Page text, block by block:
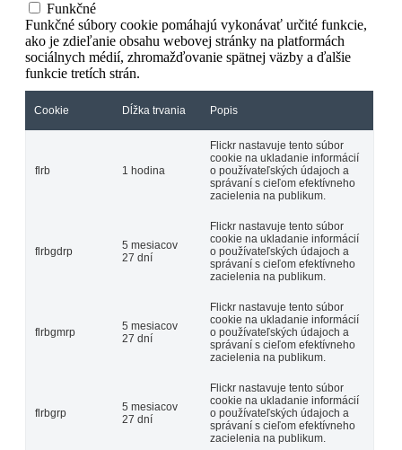
Funkčné
Funkčné súbory cookie pomáhajú vykonávať určité funkcie,
ako je zdieľanie obsahu webovej stránky na platformách
sociálnych médií, zhromažďovanie spätnej väzby a ďalšie
funkcie tretích strán.
Cookie Dĺžka trvania Popis
flrb 1 hodina
Flickr nastavuje tento súbor
cookie na ukladanie informácií
o používateľských údajoch a
správaní s cieľom efektívneho
zacielenia na publikum.
flrbgdrp
5 mesiacov
27 dní
Flickr nastavuje tento súbor
cookie na ukladanie informácií
o používateľských údajoch a
správaní s cieľom efektívneho
zacielenia na publikum.
flrbgmrp
5 mesiacov
27 dní
Flickr nastavuje tento súbor
cookie na ukladanie informácií
o používateľských údajoch a
správaní s cieľom efektívneho
zacielenia na publikum.
flrbgrp
5 mesiacov
27 dní
Flickr nastavuje tento súbor
cookie na ukladanie informácií
o používateľských údajoch a
správaní s cieľom efektívneho
zacielenia na publikum.